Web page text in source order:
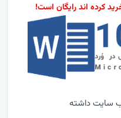
کرده اند رایگان است!
سایت داشته